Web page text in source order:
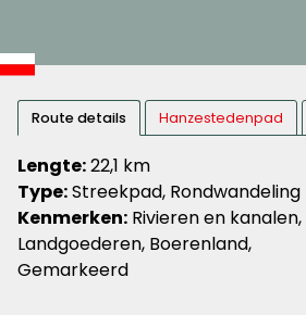
Route details Hanzestedenpad
Lengte:22,1 km
Type:Streekpad, Rondwandeling
Kenmerken: Rivieren en kanalen,
Landgoederen, Boerenland,
Gemarkeerd